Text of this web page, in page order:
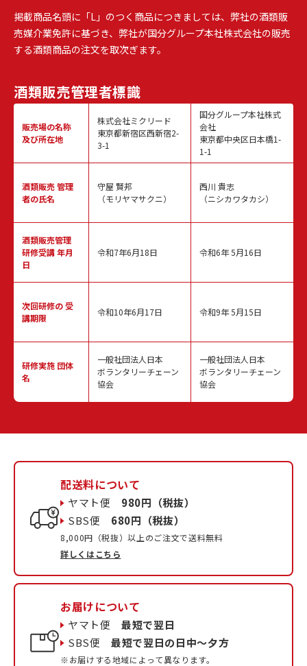
掲載商品名頭に「L」のつく商品につきましては、弊社の酒類販
売媒介業免許に基づき、弊社が国分グループ本社株式会社の販売
する酒類商品の注文を取次ぎます。
酒類販売管理者標識
販売場の名称
及び所在地
酒類販売管理
者の氏名
酒類販売管理
研修受講 年月
日
次回研修の受
講期限
研修実施 団体
名
株式会社ミクリード
東京都新宿区西新宿2-
3-1
守屋 賢邦
（モリヤマサクニ）
令和7年6月18日
令和10年6月17日
一般社団法人日本
ボランタリーチェーン
協会
国分グループ本社株式
会社
東京都中央区日本橋1-
1-1
西川 貴志
（ニシカワタカシ）
令和6年 5月16日
令和9年 5月15日
一般社団法人日本
ボランタリーチェーン
協会
配送料について
ヤマト便 980円（税抜）
SBS便 680円（税抜）
8,000円（税抜）以上のご注文で送料無料
詳しくはこちら
お届けについて
ヤマト便最短で翌日
SBS便最短で翌日の日中〜夕方
※お届けする地域によって異なります。